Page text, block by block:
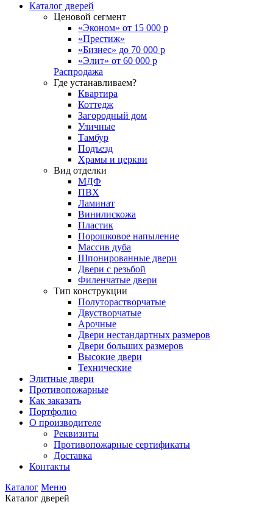
Каталог дверей
Ценовой сегмент
«Эконом» от 15 000 р
«Престиж»
«Бизнес» до 70 000 р
«Элит» от 60 000 р
Распродажа
Где устанавливаем?
Квартира
Коттедж
Загородный дом
Уличные
Тамбур
Подъезд
Храмы и церкви
Вид отделки
МДФ
ПВХ
Ламинат
Винилискожа
Пластик
Порошковое напыление
Массив дуба
Шпонированные двери
Двери с резьбой
Филенчатые двери
Тип конструкции
Полуторастворчатые
Двустворчатые
Арочные
Двери нестандартных размеров
Двери больших размеров
Высокие двери
Технические
Элитные двери
Противопожарные
Как заказать
Портфолио
О производителе
Реквизиты
Противопожарные сертификаты
Доставка
Контакты
Каталог Меню
Каталог дверей